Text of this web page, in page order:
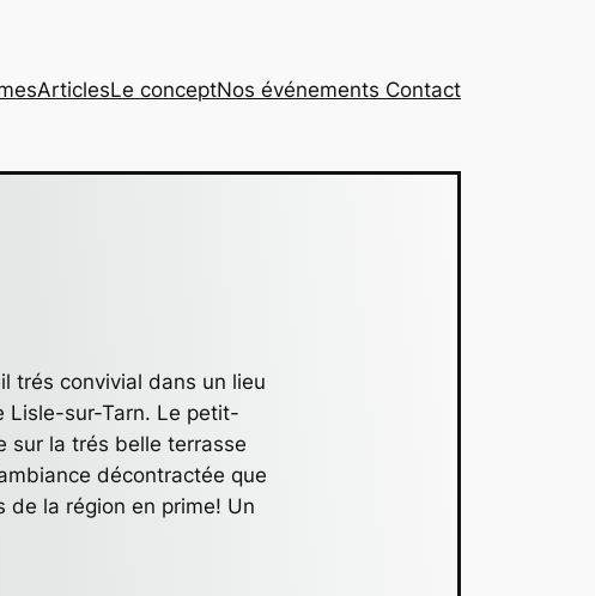
ArticlesLe conceptNos événements Contact
trés convivial dans un lieu
Lisle-sur-Tarn. Le petit-
sur la trés belle terrasse
décontractée que
de la région en prime! Un